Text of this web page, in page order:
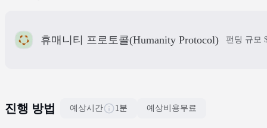
휴매니티 프로토콜(Humanity Protocol) 펀딩 규모
진행 방법 예상시간 1분 예상비용무료